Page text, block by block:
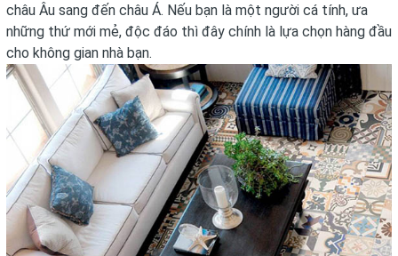
châu Âu sang đến châu Á. Nếu bạn là một người cá tính, ưa
những thứ mới mẻ, độc đáo thì đây chính là lựa chọn hàng đầu
cho không gian nhà bạn.